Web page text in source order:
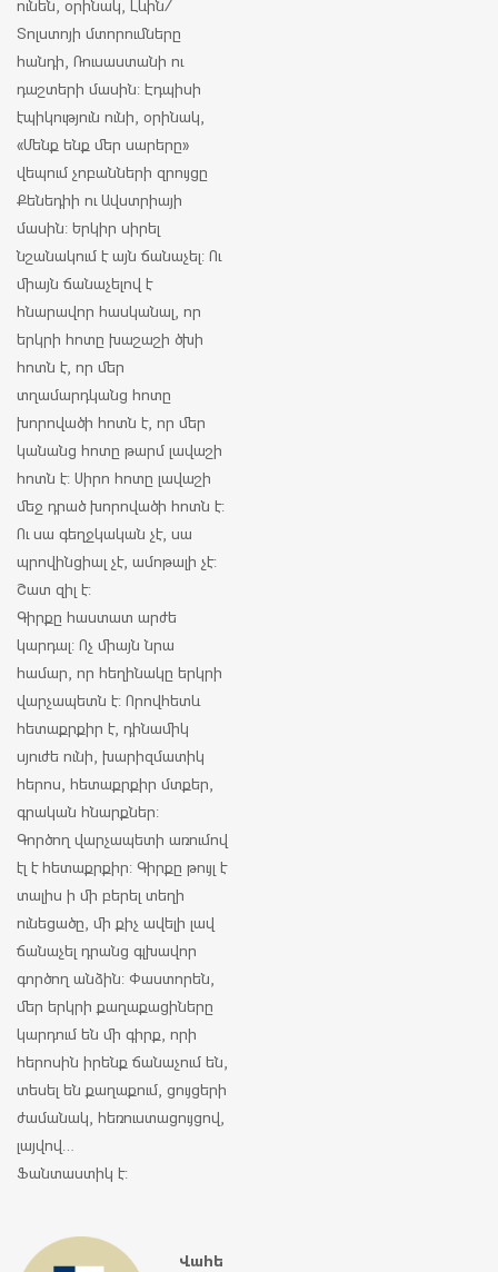
ունեն, օրինակ, Լևին/
Տոլստոյի մտորումները
հանդի, Ռուսաստանի ու
դաշտերի մասին: Էդպիսի
էպիկություն ունի, օրինակ,
«Մենք ենք մեր սարերը»
վեպում չոբանների զրույցը
Քենեդիի ու Ավստրիայի
մասին: Երկիր սիրել
նշանակում է այն ճանաչել: Ու
միայն ճանաչելով է
հնարավոր հասկանալ, որ
երկրի հոտը խաշաշի ծխի
հոտն է, որ մեր
տղամարդկանց հոտը
խորովածի հոտն է, որ մեր
կանանց հոտը թարմ լավաշի
հոտն է: Սիրո հոտը լավաշի
մեջ դրած խորովածի հոտն է:
Ու սա գեղջկական չէ, սա
պրովինցիալ չէ, ամոթալի չէ:
Շատ զիլ է:
Գիրքը հաստատ արժե
կարդալ: Ոչ միայն նրա
համար, որ հեղինակը երկրի
վարչապետն է: Որովհետև
հետաքրքիր է, դինամիկ
սյուժե ունի, խարիզմատիկ
հերոս, հետաքրքիր մտքեր,
գրական հնարքներ:
Գործող վարչապետի առումով
էլ է հետաքրքիր: Գիրքը թույլ է
տալիս ի մի բերել տեղի
ունեցածը, մի քիչ ավելի լավ
ճանաչել դրանց գլխավոր
գործող անձին: Փաստորեն,
մեր երկրի քաղաքացիները
կարդում են մի գիրք, որի
հերոսին իրենք ճանաչում են,
տեսել են քաղաքում, ցույցերի
ժամանակ, հեռուստացույցով,
լայվով…
Ֆանտաստիկ է:
Վահե